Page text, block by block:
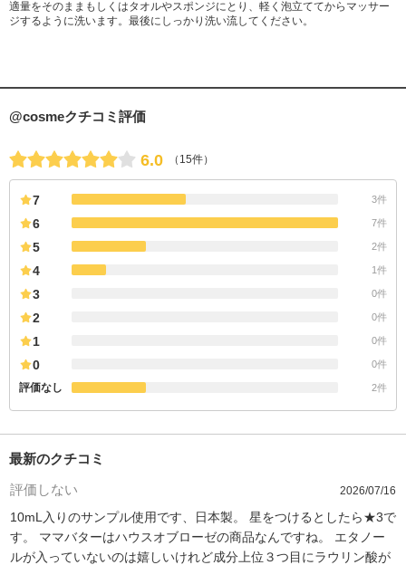
適量をそのままもしくはタオルやスポンジにとり、軽く泡立ててからマッサー
ジするように洗います。最後にしっかり洗い流してください。
@cosmeクチコミ評価
6.0 （15件）
7 3件
6 7件
5 2件
4 1件
3 0件
2 0件
1 0件
0 0件
評価なし 2件
最新のクチコミ
評価しない
2026/07/16
10mL入りのサンプル使用です、日本製。 星をつけるとしたら★3で
す。 ママバターはハウスオブローゼの商品なんですね。 エタノー
ルが入っていないのは嬉しいけれど成分上位３つ目にラウリン酸が